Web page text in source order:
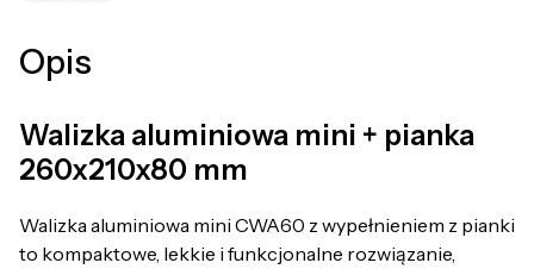
Opis
Walizka aluminiowa mini + pianka
260x210x80 mm
Walizka aluminiowa mini CWA60 z wypełnieniem z pianki
to kompaktowe, lekkie i funkcjonalne rozwiązanie,